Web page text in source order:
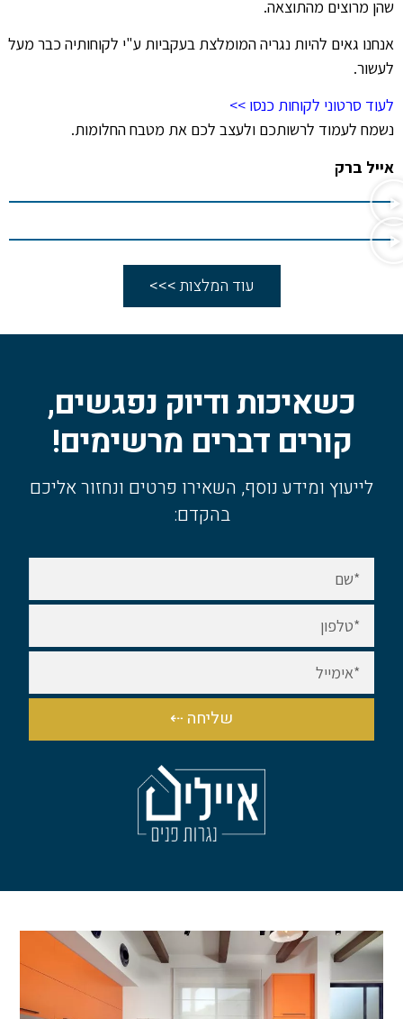
שהן מרוצים מהתוצאה.
אנחנו גאים להיות נגריה המומלצת בעקביות ע"י לקוחותיה כבר מעל
לעשור.
לעוד סרטוני לקוחות כנסו >>
נשמח לעמוד לרשותכם ולעצב לכם את מטבח החלומות.
אייל ברק
עוד המלצות >>>
כשאיכות ודיוק נפגשים,
קורים דברים מרשימים!
לייעוץ ומידע נוסף, השאירו פרטים ונחזור אליכם
בהקדם:
שליחה ⇠